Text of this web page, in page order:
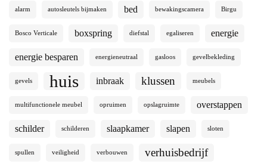
alarm autosleutels bijmaken bed bewakingscamera Birgu
Bosco Verticale boxspring diefstal egaliseren energie
energie besparen energieneutraal gasloos gevelbekleding
gevels huis inbraak klussen meubels
multifunctionele meubel opruimen opslagruimte overstappen
schilder schilderen slaapkamer slapen sloten
spullen veiligheid verbouwen verhuisbedrijf